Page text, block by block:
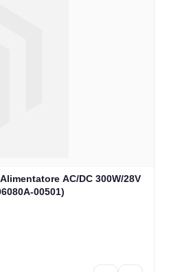
AC/DC 300W/28V
00501)